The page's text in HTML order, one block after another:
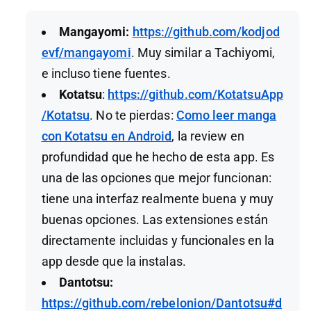
Mangayomi: https://github.com/kodjod
evf/mangayomi. Muy similar a Tachiyomi,
e incluso tiene fuentes.
Kotatsu: https://github.com/KotatsuApp
/Kotatsu. No te pierdas: Como leer manga
con Kotatsu en Android, la review en
profundidad que he hecho de esta app. Es
una de las opciones que mejor funcionan:
tiene una interfaz realmente buena y muy
buenas opciones. Las extensiones están
directamente incluidas y funcionales en la
app desde que la instalas.
Dantotsu:
https://github.com/rebelonion/Dantotsu#d